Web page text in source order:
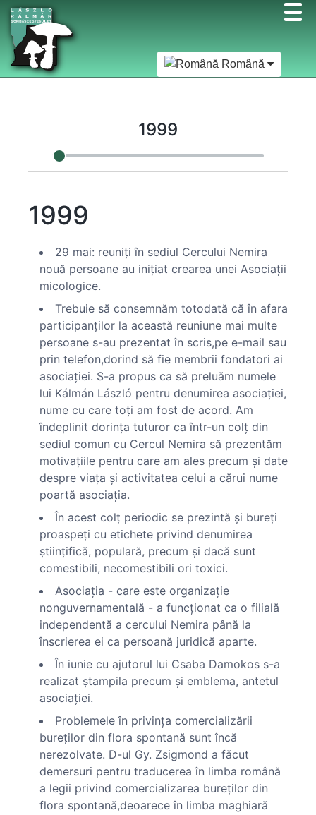
Română
1999
1999
29 mai: reuniţi în sediul Cercului Nemira
nouă persoane au iniţiat crearea unei Asociaţii
micologice.
Trebuie să consemnăm totodată că în afara
participanţilor la această reuniune mai multe
persoane s-au prezentat în scris,pe e-mail sau
prin telefon,dorind să fie membrii fondatori ai
asociaţiei. S-a propus ca să preluăm numele
lui Kálmán László pentru denumirea asociaţiei,
nume cu care toţi am fost de acord. Am
îndeplinit dorinţa tuturor ca într-un colţ din
sediul comun cu Cercul Nemira să prezentăm
motivaţiile pentru care am ales precum şi date
despre viaţa şi activitatea celui a cărui nume
poartă asociaţia.
În acest colţ periodic se prezintă şi bureţi
proaspeţi cu etichete privind denumirea
ştiinţifică, populară, precum şi dacă sunt
comestibili, necomestibili ori toxici.
Asociaţia - care este organizaţie
nonguvernamentală - a funcţionat ca o filială
independentă a cercului Nemira până la
înscrierea ei ca persoană juridică aparte.
În iunie cu ajutorul lui Csaba Damokos s-a
realizat ştampila precum şi emblema, antetul
asociaţiei.
Problemele în privinţa comercializării
bureţilor din flora spontană sunt încă
nerezolvate. D-ul Gy. Zsigmond a făcut
demersuri pentru traducerea în limba română
a legii privind comercializarea bureţilor din
flora spontană,deoarece în limba maghiară